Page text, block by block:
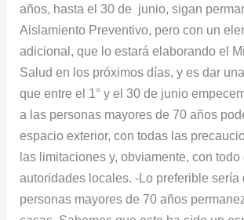
años, hasta el 30 de junio, sigan
Aislamiento Preventivo, pero con un
adicional, que lo estará elaborando el
Salud en los próximos días, y es dar
que entre el 1° y el 30 de junio
a las personas mayores de 70 años
espacio exterior, con todas las
las limitaciones y, obviamente, con
autoridades locales. -Lo preferible sería
personas mayores de 70 años